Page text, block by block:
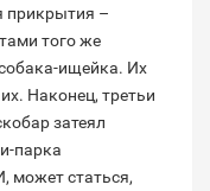
прикрытия –
того же
ищейка. Их
Наконец, третьи
затеял
парка
может статься,